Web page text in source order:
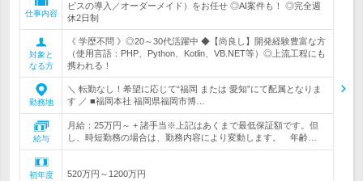
仕事内容
ビスの導入／オーダーメイド）をお任せ ◎AI案件も！ ◎完全週
休2日制
対象と
なる方
《 学歴不問 》◎20～30代活躍中 ◆【尚良し】開発経験豊富な方
（使用言語：PHP、Python、Kotlin、VB.NET等）◎上流工程にも
携われる！
勤務地
＼ 転勤なし！希望に応じて“福岡 または 愛知”にて配属となりま
す ／ ■福岡本社 福岡県福岡市博…
給与
月給：25万円～ + 諸手当※上記はあくまで最低保証額です。但
し、時短勤務の場合は、勤務内容により変動します。 年齢…
初年度
520万円～1200万円